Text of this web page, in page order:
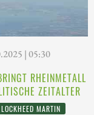
| 05:30
RHEINMETALL
ZEITALTER
LOCKHEED MARTIN